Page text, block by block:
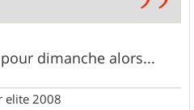
dimanche alors...
elite 2008